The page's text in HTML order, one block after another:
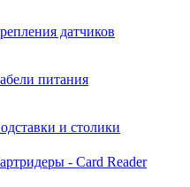
датчиков
питания
и столики
- Card Reader